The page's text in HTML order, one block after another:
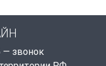
— звонок